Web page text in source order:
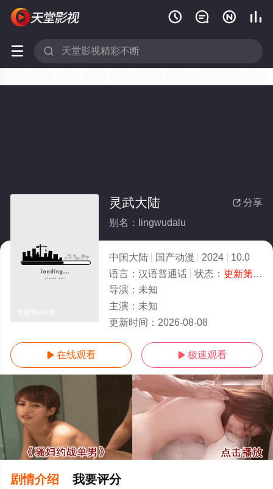
   
 
 分享
灵武大陆
别名：lingwudalu
中国大陆 国产动漫 2024
10.0
语言： 汉语普通话 状态： 更新第204集
导演： 未知
主演： 未知
更新时间： 2026-08-08
 在线观看  极速观看
剧情介绍 我要评分